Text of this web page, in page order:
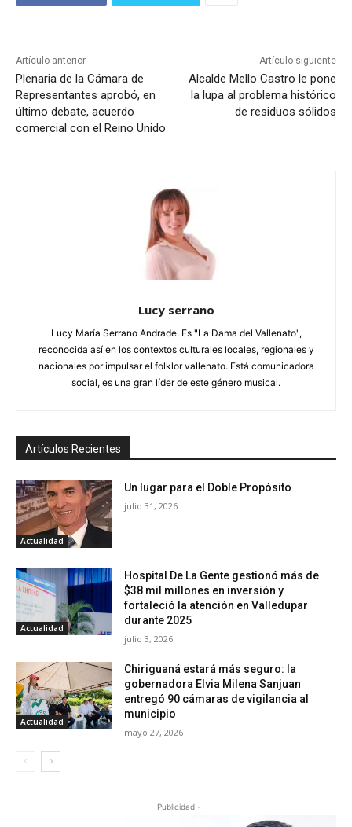
Artículo anterior
Plenaria de la Cámara de
Representantes aprobó, en
último debate, acuerdo
comercial con el Reino Unido
Artículo siguiente
Alcalde Mello Castro le pone
la lupa al problema histórico
de residuos sólidos
Lucy serrano
Lucy María Serrano Andrade. Es "La Dama del Vallenato",
reconocida así en los contextos culturales locales, regionales y
nacionales por impulsar el folklor vallenato. Está comunicadora
social, es una gran líder de este género musical.
Artículos Recientes
Actualidad
Un lugar para el Doble Propósito
julio 31, 2026
Actualidad
Hospital De La Gente gestionó más de
$38 mil millones en inversión y
fortaleció la atención en Valledupar
durante 2025
julio 3, 2026
Actualidad
Chiriguaná estará más seguro: la
gobernadora Elvia Milena Sanjuan
entregó 90 cámaras de vigilancia al
municipio
mayo 27, 2026
- Publicidad -